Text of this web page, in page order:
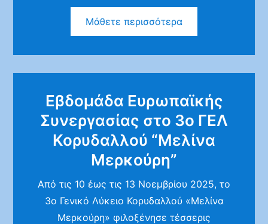
Μάθετε περισσότερα
Εβδομάδα Ευρωπαϊκής
Συνεργασίας στο 3ο ΓΕΛ
Κορυδαλλού “Μελίνα
Μερκούρη”
Από τις 10 έως τις 13 Νοεμβρίου 2025, το
3ο Γενικό Λύκειο Κορυδαλλού «Μελίνα
Μερκούρη» φιλοξένησε τέσσερις